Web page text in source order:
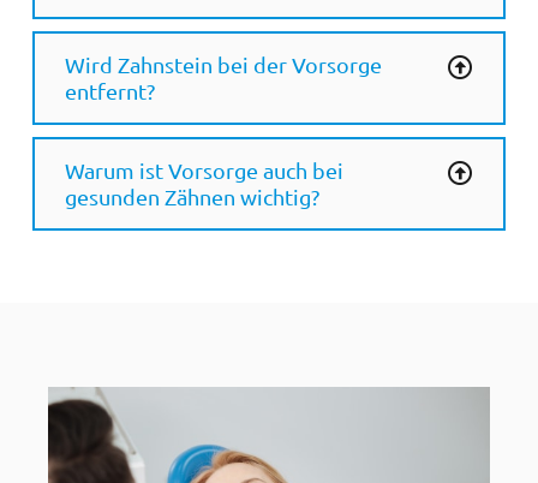
Wird Zahnstein bei der Vorsorge
entfernt?
Warum ist Vorsorge auch bei
gesunden Zähnen wichtig?